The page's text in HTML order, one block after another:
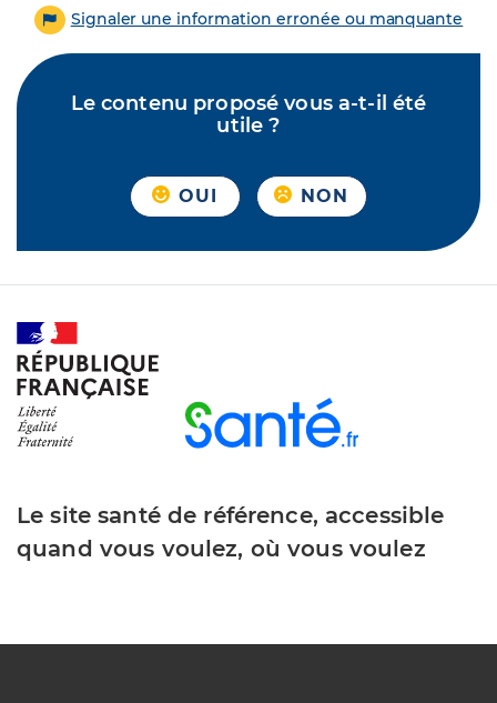
Signaler une information erronée ou manquante
Le contenu proposé vous a-t-il été
utile ?
OUI NON
Le site santé de référence, accessible
quand vous voulez, où vous voulez